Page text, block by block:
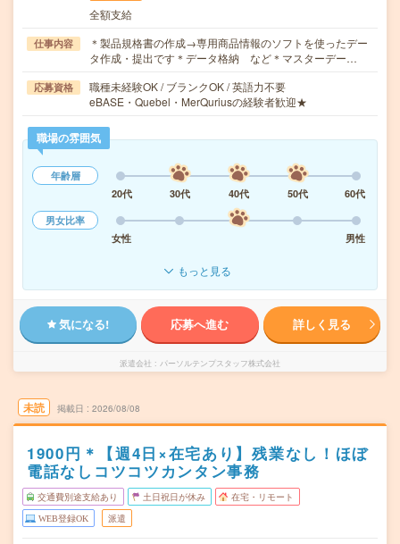
全額支給
仕事内容
＊製品規格書の作成→専用商品情報のソフトを使ったデー
タ作成・提出です＊データ格納 など＊マスターデー…
応募資格
職種未経験OK / ブランクOK / 英語力不要
eBASE・Quebel・MerQuriusの経験者歓迎★
職場の雰囲気
年齢層
20代
30代 40代 50代
60代
男女比率
女性
男性
もっと見る
気になる! 応募へ進む 詳しく見る
派遣会社 パーソルテンプスタッフ株式会社
未読 掲載日 2026/08/08
1900円＊【週4日×在宅あり】残業なし！ほぼ
電話なしコツコツカンタン事務
交通費別途支給あり 土日祝日が休み 在宅・リモート
WEB登録OK 派遣